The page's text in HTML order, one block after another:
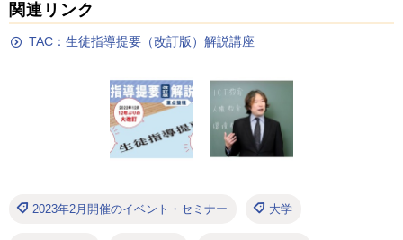
関連リンク
TAC：生徒指導提要（改訂版）解説講座
2023年2月開催のイベント・セミナー 大学